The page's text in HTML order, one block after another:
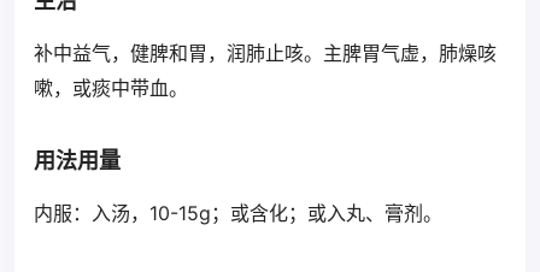
补中益气，健脾和胃，润肺止咳。主脾胃气虚，肺燥咳
嗽，或痰中带血。
用法用量
内服：入汤，10-15g；或含化；或入丸、膏剂。